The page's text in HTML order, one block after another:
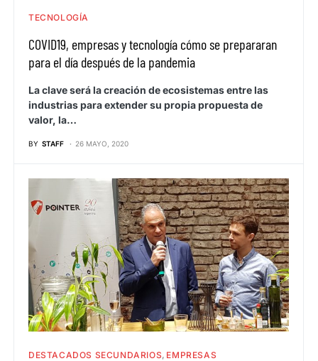
TECNOLOGÍA
COVID19, empresas y tecnología cómo se prepararan
para el día después de la pandemia
La clave será la creación de ecosistemas entre las
industrias para extender su propia propuesta de
valor, la…
BY STAFF 26 MAYO, 2020
DESTACADOS SECUNDARIOS EMPRESAS